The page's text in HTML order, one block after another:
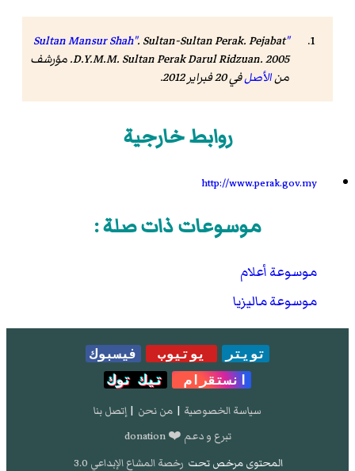
"Sultan Mansur Shah"
. Sultan-Sultan Perak. Pejabat
D.Y.M.M. Sultan Perak Darul Ridzuan. 2005. مؤرشف
منالأصلفي 20 فبراير 2012 .
روابط خارجية
http://www.perak.gov.my
موسوعات ذات صلة :
موسوعة أعلام
موسوعة ماليزيا
تويتر يوتيوب
فيسبوك
انستقرام
تيك توك
سياسة الخصوصية | من نحن | إتصل بنا
تبرع و دعم ❤️ donation
المحتوى مرخص تحت رخصة المشاع الإبداعي 3.0